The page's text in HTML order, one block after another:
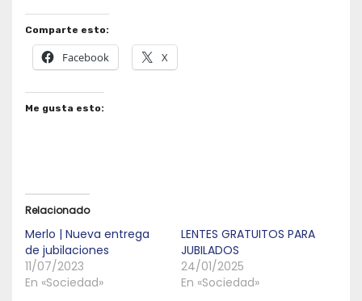
Comparte esto:
Facebook X
Me gusta esto:
Relacionado
Merlo | Nueva entrega
de jubilaciones
11/07/2023
En «Sociedad»
LENTES GRATUITOS PARA
JUBILADOS
24/01/2025
En «Sociedad»